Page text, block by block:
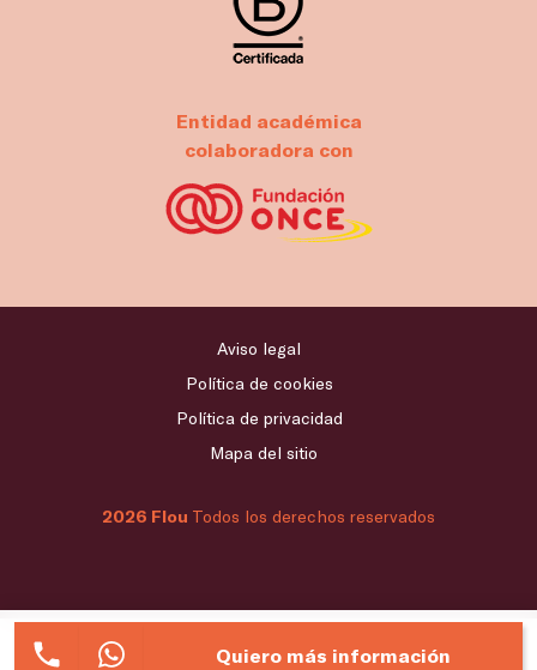
Entidad académica
colaboradora con
2026 Flou Todos los derechos reservados
Aviso legal
Política de cookies
Política de privacidad
Mapa del sitio
Quiero más información